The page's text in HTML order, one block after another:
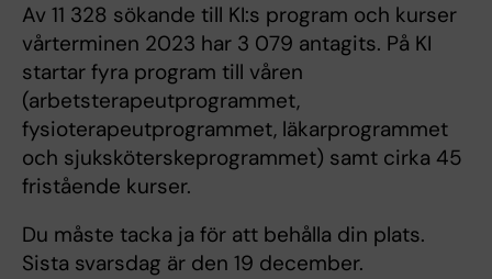
Av 11 328 sökande till KI:s program och kurser
vårterminen 2023 har 3 079 antagits. På KI
startar fyra program till våren
(arbetsterapeutprogrammet,
fysioterapeutprogrammet, läkarprogrammet
och sjuksköterskeprogrammet) samt cirka 45
fristående kurser.
Du måste tacka ja för att behålla din plats.
Sista svarsdag är den 19 december.